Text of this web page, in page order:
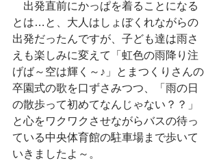
出発直前にかっぱを着ることになる
とは…と、大人はしょぼくれながらの
出発だったんですが、子ども達は雨さ
えも楽しみに変えて「虹色の雨降り注
げば～空は輝く～♪」とまつくりさんの
卒園式の歌を口ずさみつつ、「雨の日
の散歩って初めてなんじゃない？？」
と心をワクワクさせながらバスの待っ
ている中央体育館の駐車場まで歩いて
いきましたよ～。